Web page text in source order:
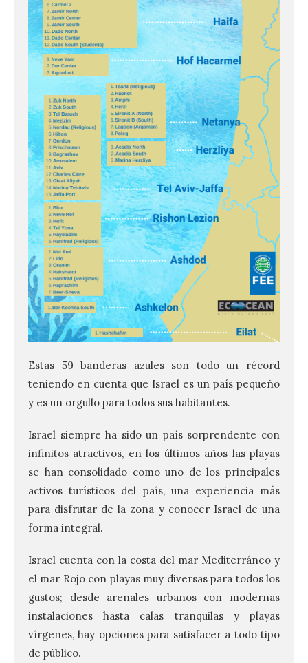
Estas 59 banderas azules son todo un récord
teniendo en cuenta que Israel es un país pequeño
y es un orgullo para todos sus habitantes.
Israel siempre ha sido un país sorprendente con
infinitos atractivos, en los últimos años las playas
se han consolidado como uno de los principales
activos turísticos del país, una experiencia más
para disfrutar de la zona y conocer Israel de una
forma integral.
Israel cuenta con la costa del mar Mediterráneo y
el mar Rojo con playas muy diversas para todos los
gustos; desde arenales urbanos con modernas
instalaciones hasta calas tranquilas y playas
vírgenes, hay opciones para satisfacer a todo tipo
de público.